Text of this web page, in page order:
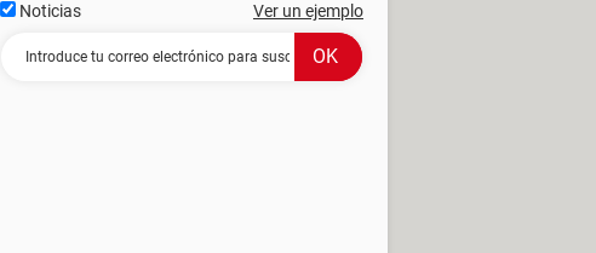
Noticias Ver un ejemplo